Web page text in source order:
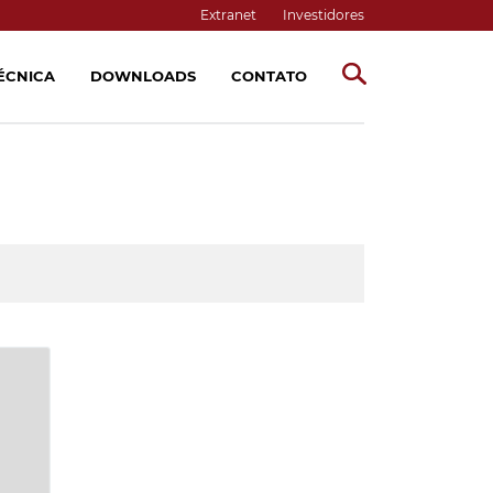
Extranet Investidores
DOWNLOADS CONTATO